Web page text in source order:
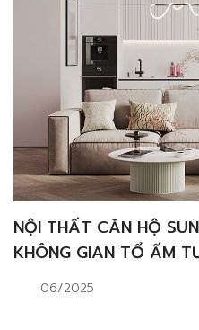
NỘI THẤT CĂN HỘ
KHÔNG GIAN TỔ ẤM
06/2025